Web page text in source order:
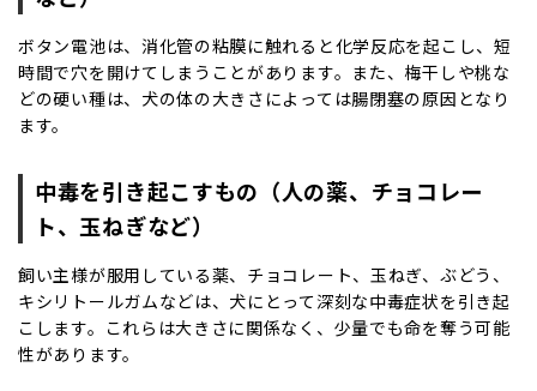
ボタン電池は、消化管の粘膜に触れると化学反応を起こし、短
時間で穴を開けてしまうことがあります。また、梅干しや桃な
どの硬い種は、犬の体の大きさによっては腸閉塞の原因となり
ます。
中毒を引き起こすもの（人の薬、チョコレー
ト、玉ねぎなど）
飼い主様が服用している薬、チョコレート、玉ねぎ、ぶどう、
キシリトールガムなどは、犬にとって深刻な中毒症状を引き起
こします。これらは大きさに関係なく、少量でも命を奪う可能
性があります。